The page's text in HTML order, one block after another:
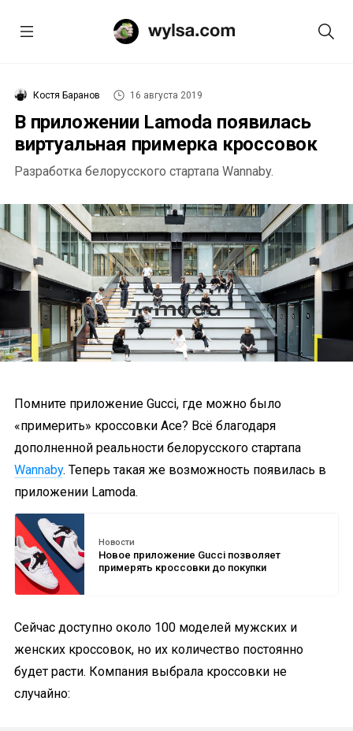
Костя Баранов 16 августа 2019
В приложении Lamoda появилась
виртуальная примерка кроссовок
Разработка белорусского стартапа Wannaby.
Помните приложение Gucci, где можно было
«примерить» кроссовки Ace? Всё благодаря
дополненной реальности белорусского стартапа
Wannaby. Теперь такая же возможность появилась в
приложении Lamoda.
Новости
Новое приложение Gucci позволяет
примерять кроссовки до покупки
Сейчас доступно около 100 моделей мужских и
женских кроссовок, но их количество постоянно
будет расти. Компания выбрала кроссовки не
случайно: